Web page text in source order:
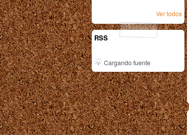
Ver todos
RSS
Cargando fuente